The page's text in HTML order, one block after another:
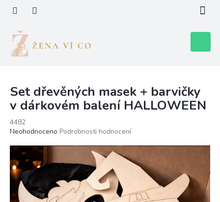
obsah
košík
Set dřevěných masek + barvičky
v dárkovém balení HALLOWEEN
4482
Průměrné
produktu
je
0,0
z
hvězdiček.
Neohodnoceno Podrobnosti hodnocení